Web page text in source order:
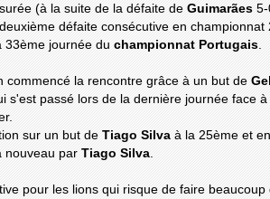
(à la suite de la défaite de Guimarães 5-
défaite consécutive en championnat
33ème journée du championnat Portugais
commencé la rencontre grâce à un but de
s'est passé lors de la dernière journée face à
sur un but de Tiago Silva à la 25ème et
nouveau par Tiago Silva
pour les lions qui risque de faire beaucoup